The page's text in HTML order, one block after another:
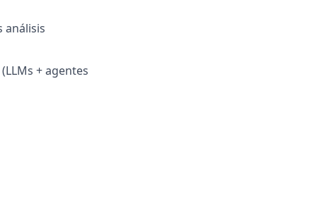
análisis
+ agentes